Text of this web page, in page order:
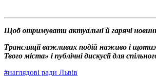
Щоб отримувати актуальні й гарячі
Трансляції важливих подій наживо і
Твого міста» і публічні дискусії для
#наглядові ради Львів